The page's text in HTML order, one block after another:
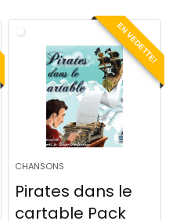
EN VEDETTE!
CHANSONS
Pirates dans le
cartable Pack